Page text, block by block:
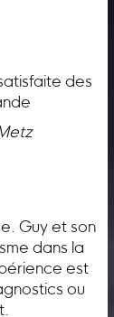
des
Guy et son
dans la
est
ou